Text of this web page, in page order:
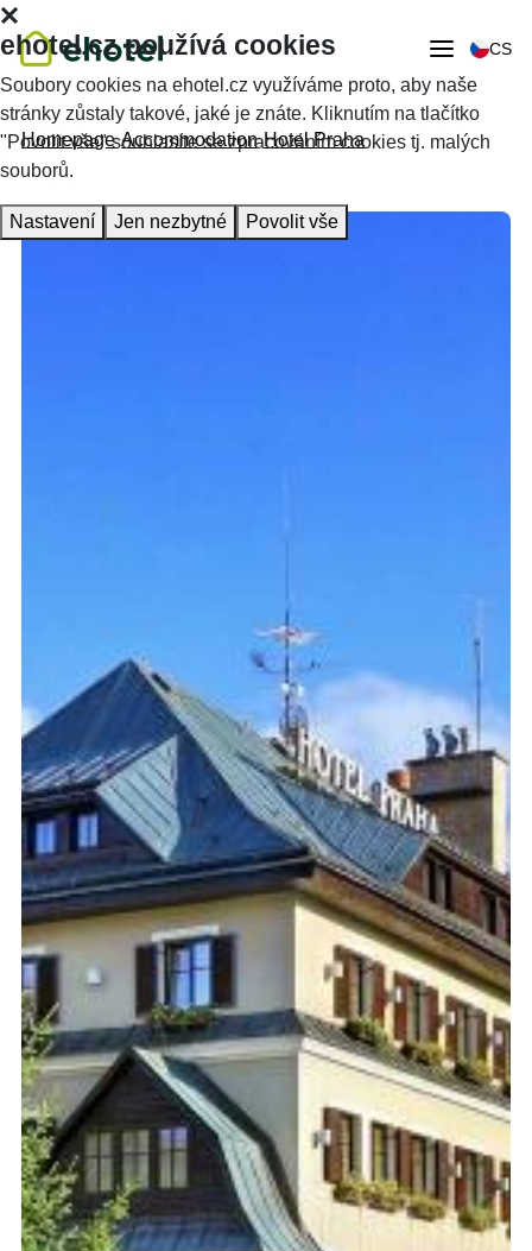
CS
Homepage Accommodation Hotel Praha
ehotel.cz používá cookies
Soubory cookies na ehotel.cz využíváme proto, aby naše
stránky zůstaly takové, jaké je znáte. Kliknutím na tlačítko
"Povolit vše" souhlasíte se zpracováním cookies tj. malých
souborů.
Nastavení Jen nezbytné Povolit vše